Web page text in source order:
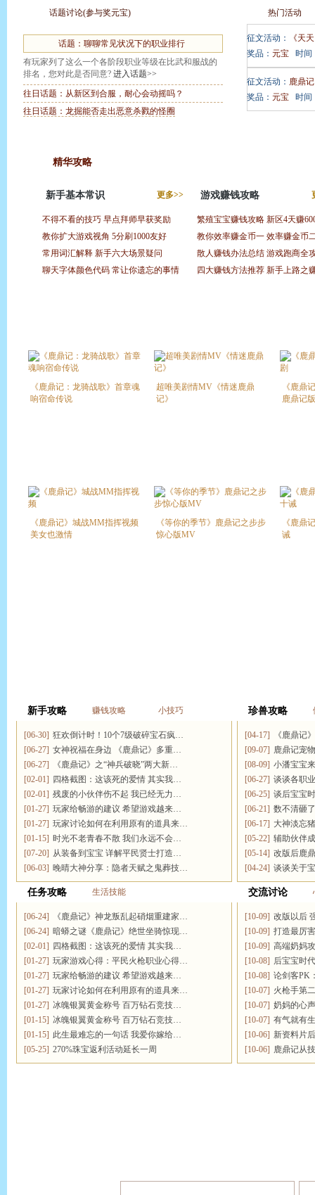
话题讨论(参与奖元宝)
话题：聊聊常见状况下的职业排行
有玩家列了这么一个各阶段职业等级在比武和服战的
排名，您对此是否同意? 进入话题>>
往日话题：从新区到合服，耐心会动摇吗？
往日话题：龙掘能否走出恶意杀戮的怪圈
热门活动
征文活动：
《天
奖品：元宝 时间
征文活动： 鹿鼎
奖品：元宝 时间
精华攻略
更多>>
新手基本常识
不得不看的技巧 早点拜师早获奖励
教你扩大游戏视角 5分刷1000友好
常用词汇解释 新手六大场景疑问
聊天字体颜色代码 常让你遗忘的事情
游戏赚钱攻略
繁殖宝宝赚钱攻略 新区4天赚
教你效率赚金币一 效率赚金币
散人赚钱办法总结 游戏跑商全
四大赚钱方法推荐 新手上路之
《鹿鼎记：龙骑战歌》首章魂
响宿命传说
超唯美剧情MV《情迷鹿鼎
记》
《鹿鼎
鹿鼎记
《鹿鼎记》城战MM指挥视频
美女也激情
《等你的季节》鹿鼎记之步步
惊心版MV
《鹿鼎
诫
新手攻略 赚钱攻略 小技巧
[06-30] 狂欢倒计时！10个7级破碎宝石疯…
[06-27] 女神祝福在身边 《鹿鼎记》多重…
[06-27]
《鹿鼎记》之“神兵破晓”两大新…
[02-01]
四格截图：这该死的爱情 其实我…
[02-01] 残废的小伙伴伤不起 我已经无力…
[01-27] 玩家给畅游的建议 希望游戏越来…
[01-27] 玩家讨论如何在利用原有的道具来…
[01-15] 时光不老青春不散 我们永远不会…
[07-20] 从装备到宝宝 详解平民贤士打造…
[06-03] 晚晴大神分享：隐者天赋之鬼葬技…
珍兽攻略
[04-17]
《鹿鼎记
[09-07] 鹿鼎记宠
[08-09] 小潘宝宝
[06-27] 谈谈各职
[06-25] 谈后宝宝
[06-21] 数不清砸
[06-17] 大神淡忘
[05-22] 辅助伙伴
[05-14] 改版后鹿
[04-24] 谈谈关于
任务攻略 生活技能
[06-24]
《鹿鼎记》神龙叛乱起硝烟重建家…
[06-24] 暗蟒之谜《鹿鼎记》绝世坐骑惊现…
[02-01]
四格截图：这该死的爱情 其实我…
[01-27] 玩家游戏心得：平民火枪职业心得…
[01-27] 玩家给畅游的建议 希望游戏越来…
[01-27] 玩家讨论如何在利用原有的道具来…
[01-27] 冰魄银翼黄金称号 百万钻石竞技…
[01-15] 冰魄银翼黄金称号 百万钻石竞技…
[01-15] 此生最难忘的一句话 我爱你嫁给…
[05-25] 270%珠宝返利活动延长一周
交流讨论
[10-09] 改版以后
[10-09] 打造最厉
[10-09] 高端奶妈
[10-08] 后宝宝时
[10-08] 论剑客PK
[10-07] 火枪手第
[10-07] 奶妈的心
[10-07] 有气就有
[10-06] 新资料片
[10-06] 鹿鼎记从